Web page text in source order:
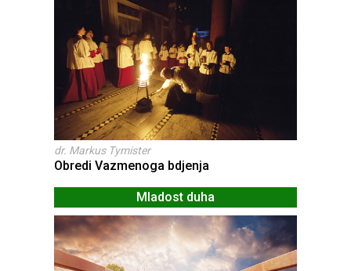
dr. Markus Tymister
Obredi Vazmenoga bdjenja
Mladost duha